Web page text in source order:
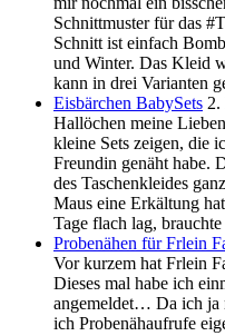
Schnittmuster für das
Schnitt ist einfach
und Winter. Das Kleid
kann in drei Varianten
Eisbärchen BabySets 2.
Hallöchen meine
kleine Sets zeigen, die
Freundin genäht habe.
des Taschenkleides
Maus eine Erkältung
Tage flach lag,
Probenähen für Frlein
Vor kurzem hat Frlein
Dieses mal habe ich
angemeldet… Da ich ja
ich Probenähaufrufe